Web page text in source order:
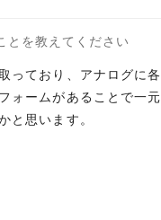
とを教えてください
っており、アナログに
ォームがあることで一
と思います。